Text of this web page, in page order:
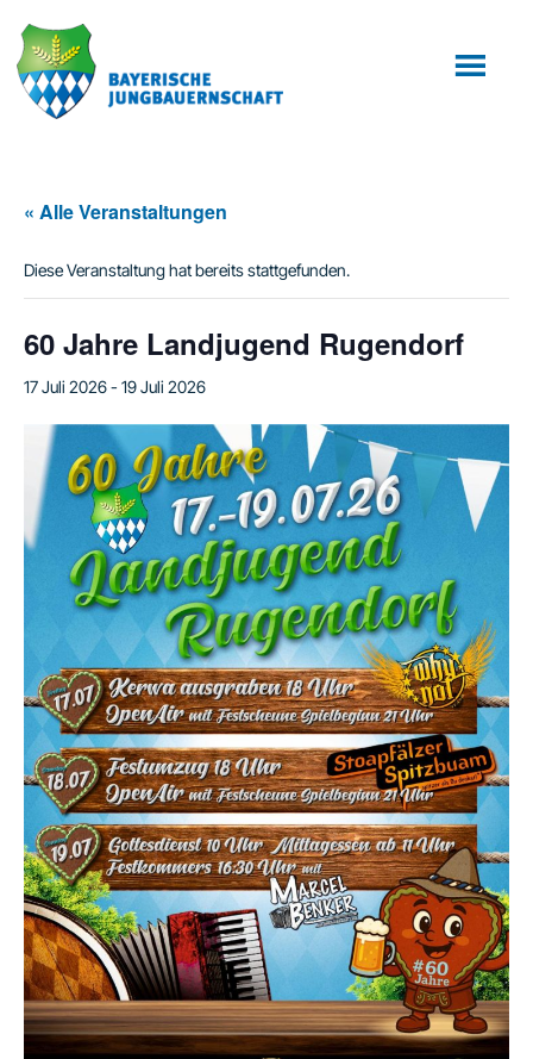
Inhalt
springen
Fußzeile
springen
« Alle Veranstaltungen
Diese Veranstaltung hat bereits stattgefunden.
60 Jahre Landjugend Rugendorf
17 Juli 2026-19 Juli 2026